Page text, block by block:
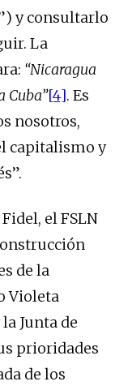
y consultarlo
La
“Nicaragua
Cuba”[4]. Es
nosotros,
capitalismo y
el FSLN
de la
Violeta
Junta de
prioridades
de los